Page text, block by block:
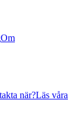
Om
när?Läs våra